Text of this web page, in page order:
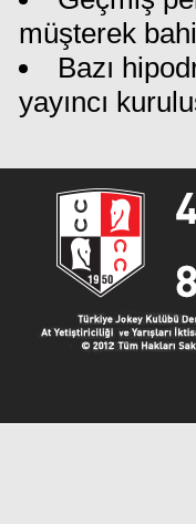
müşterek
Bazı
yayıncı